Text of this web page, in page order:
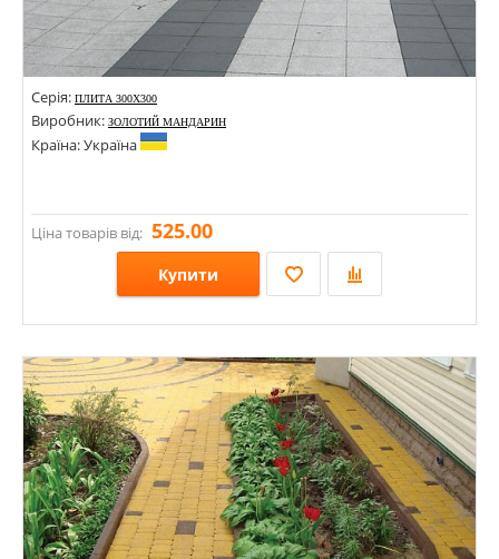
Серія: ПЛИТА 300Х300
Виробник: ЗОЛОТИЙ МАНДАРИН
Країна: Україна
Ціна товарів від: 525.00
Купити
Розміри: 300х300;
Стилі:
Кольори: